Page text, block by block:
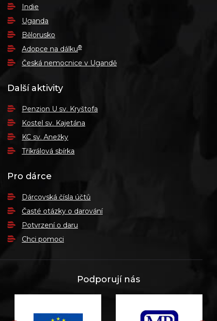
Indie
Uganda
Bělorusko
Adopce na dálku®
Česká nemocnice v Ugandě
Další aktivity
Penzion U sv. Kryštofa
Kostel sv. Kajetána
KC sv. Anežky
Tříkrálová sbírka
Pro dárce
Dárcovská čísla účtů
Časté otázky o darování
Potvrzení o daru
Chci pomoci
Podporují nás